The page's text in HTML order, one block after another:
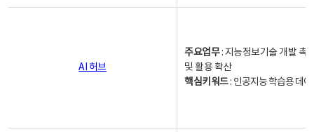
AI 허브
주요업무: 지능정보기술 개발 촉
및 활용 확산
핵심키워드: 인공지능 학습용 데